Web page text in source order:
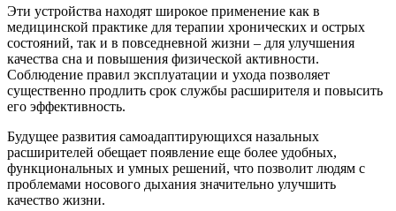
Эти устройства находят широкое применение как в
медицинской практике для терапии хронических и острых
состояний, так и в повседневной жизни – для улучшения
качества сна и повышения физической активности.
Соблюдение правил эксплуатации и ухода позволяет
существенно продлить срок службы расширителя и повысить
его эффективность.
Будущее развития самоадаптирующихся назальных
расширителей обещает появление еще более удобных,
функциональных и умных решений, что позволит людям с
проблемами носового дыхания значительно улучшить
качество жизни.